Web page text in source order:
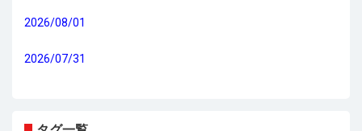
2026/08/01
2026/07/31